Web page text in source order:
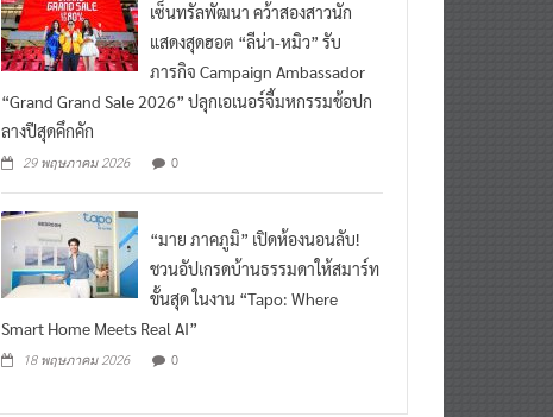
เซ็นทรัลพัฒนา คว้าสองสาวนัก
แสดงสุดฮอต “ลีน่า-หมิว” รับ
ภารกิจ Campaign Ambassador
“Grand Grand Sale 2026” ปลุกเอเนอร์จี้มหกรรมช้อปก
ลางปีสุดคึกคัก
29 พฤษภาคม 2026 0
“มาย ภาคภูมิ” เปิดห้องนอนลับ!
ชวนอัปเกรดบ้านธรรมดาให้สมาร์ท
ขั้นสุด ในงาน “Tapo: Where
Smart Home Meets Real AI”
18 พฤษภาคม 2026 0